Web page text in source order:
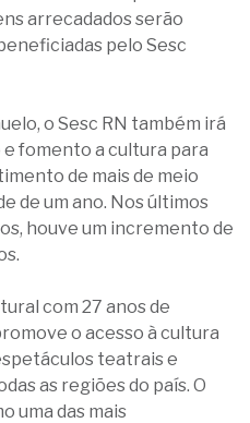
arrecadados serão
pelo Sesc
o Sesc RN também irá
fomento a cultura para
de mais de meio
de um ano. Nos últimos
houve um incremento de
com 27 anos de
o acesso à cultura
teatrais e
as regiões do país. O
uma das mais